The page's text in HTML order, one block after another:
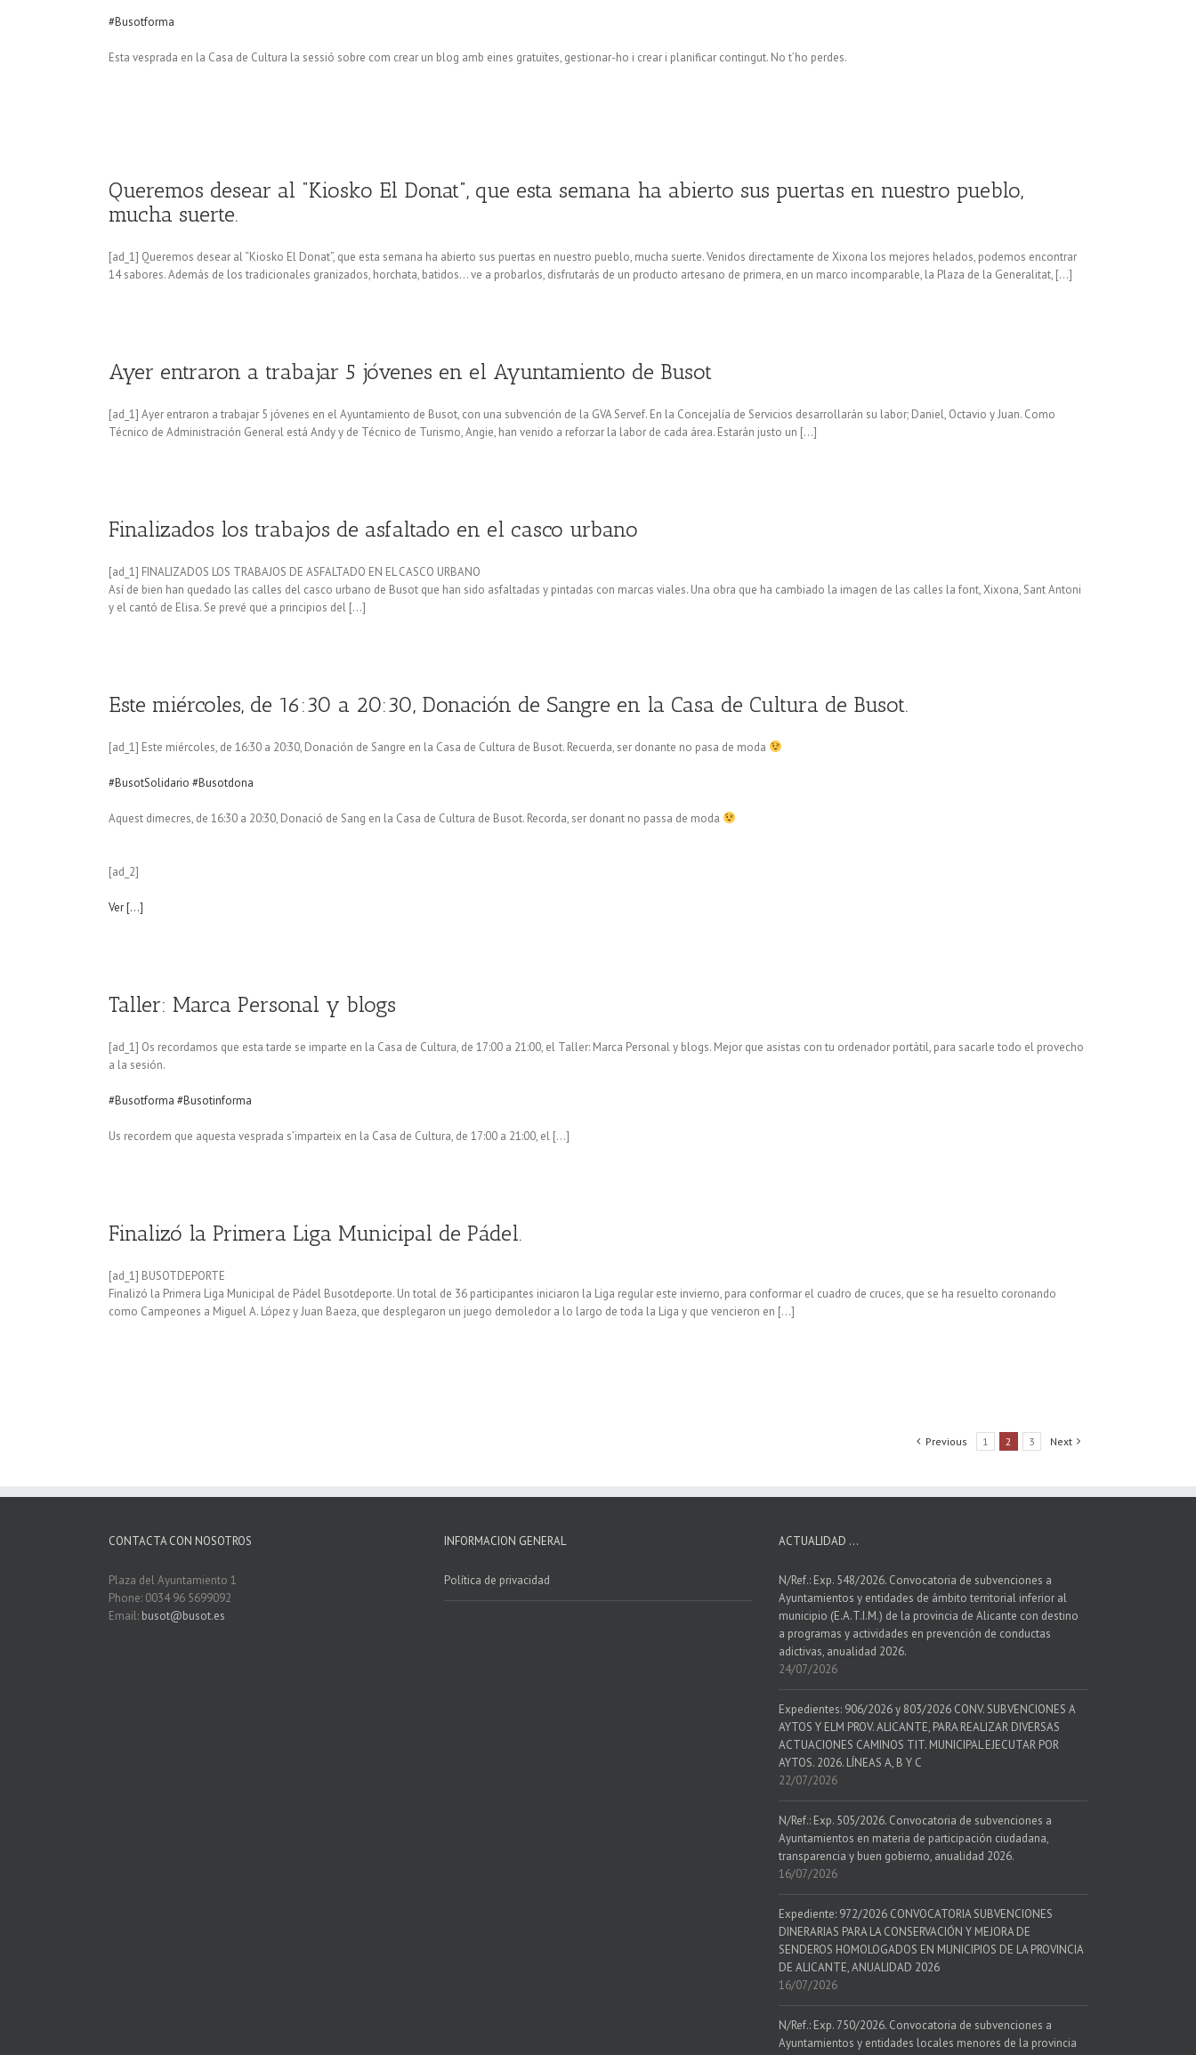
#Busotforma
Esta vesprada en la Casa de Cultura la sessió sobre com crear un blog amb eines gratuïtes, gestionar-ho i crear i planificar contingut. No t’ho perdes.
Queremos desear al “Kiosko El Donat”, que esta semana ha abierto sus puertas en nuestro pueblo,
mucha suerte.
[ad_1] Queremos desear al “Kiosko El Donat”, que esta semana ha abierto sus puertas en nuestro pueblo, mucha suerte. Venidos directamente de Xixona los mejores helados, podemos encontrar
14 sabores. Además de los tradicionales granizados, horchata, batidos… ve a probarlos, disfrutarás de un producto artesano de primera, en un marco incomparable, la Plaza de la Generalitat, […]
Ayer entraron a trabajar 5 jóvenes en el Ayuntamiento de Busot
[ad_1] Ayer entraron a trabajar 5 jóvenes en el Ayuntamiento de Busot, con una subvención de la GVA Servef. En la Concejalía de Servicios desarrollarán su labor; Daniel, Octavio y Juan. Como
Técnico de Administración General está Andy y de Técnico de Turismo, Angie, han venido a reforzar la labor de cada área. Estarán justo un […]
Finalizados los trabajos de asfaltado en el casco urbano
[ad_1] FINALIZADOS LOS TRABAJOS DE ASFALTADO EN EL CASCO URBANO
Así de bien han quedado las calles del casco urbano de Busot que han sido asfaltadas y pintadas con marcas viales. Una obra que ha cambiado la imagen de las calles la font, Xixona, Sant Antoni
y el cantó de Elisa. Se prevé que a principios del […]
Este miércoles, de 16:30 a 20:30, Donación de Sangre en la Casa de Cultura de Busot.
[ad_1] Este miércoles, de 16:30 a 20:30, Donación de Sangre en la Casa de Cultura de Busot. Recuerda, ser donante no pasa de moda
#BusotSolidario #Busotdona
Aquest dimecres, de 16:30 a 20:30, Donació de Sang en la Casa de Cultura de Busot. Recorda, ser donant no passa de moda
[ad_2]
Ver […]
Taller: Marca Personal y blogs
[ad_1] Os recordamos que esta tarde se imparte en la Casa de Cultura, de 17:00 a 21:00, el Taller: Marca Personal y blogs. Mejor que asistas con tu ordenador portátil, para sacarle todo el provecho
a la sesión.
#Busotforma #Busotinforma
Us recordem que aquesta vesprada s’imparteix en la Casa de Cultura, de 17:00 a 21:00, el […]
Finalizó la Primera Liga Municipal de Pádel.
[ad_1] BUSOTDEPORTE
Finalizó la Primera Liga Municipal de Pádel Busotdeporte. Un total de 36 participantes iniciaron la Liga regular este invierno, para conformar el cuadro de cruces, que se ha resuelto coronando
como Campeones a Miguel A. López y Juan Baeza, que desplegaron un juego demoledor a lo largo de toda la Liga y que vencieron en […]
Previous 1 2 3 Next
CONTACTA CON NOSOTROS
Plaza del Ayuntamiento 1
Phone: 0034 96 5699092
Email: busot@busot.es
INFORMACION GENERAL
Política de privacidad
ACTUALIDAD …
N/Ref.: Exp. 548/2026. Convocatoria de subvenciones a
Ayuntamientos y entidades de ámbito territorial inferior al
municipio (E.A.T.I.M.) de la provincia de Alicante con destino
a programas y actividades en prevención de conductas
adictivas, anualidad 2026.
24/07/2026
Expedientes: 906/2026 y 803/2026 CONV. SUBVENCIONES A
AYTOS Y ELM PROV. ALICANTE, PARA REALIZAR DIVERSAS
ACTUACIONES CAMINOS TIT. MUNICIPAL EJECUTAR POR
AYTOS. 2026. LÍNEAS A, B Y C
22/07/2026
N/Ref.: Exp. 505/2026. Convocatoria de subvenciones a
Ayuntamientos en materia de participación ciudadana,
transparencia y buen gobierno, anualidad 2026.
16/07/2026
Expediente: 972/2026 CONVOCATORIA SUBVENCIONES
DINERARIAS PARA LA CONSERVACIÓN Y MEJORA DE
SENDEROS HOMOLOGADOS EN MUNICIPIOS DE LA PROVINCIA
DE ALICANTE, ANUALIDAD 2026
16/07/2026
N/Ref.: Exp. 750/2026. Convocatoria de subvenciones a
Ayuntamientos y entidades locales menores de la provincia